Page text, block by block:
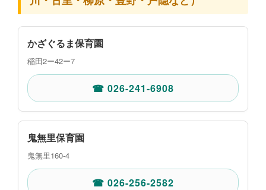
かざぐるま保育園
稲田2ー42ー7
☎ 026-241-6908
鬼無里保育園
鬼無里160-4
☎ 026-256-2582